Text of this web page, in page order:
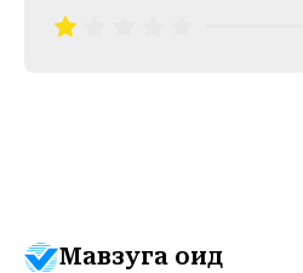
Мавзуга оид